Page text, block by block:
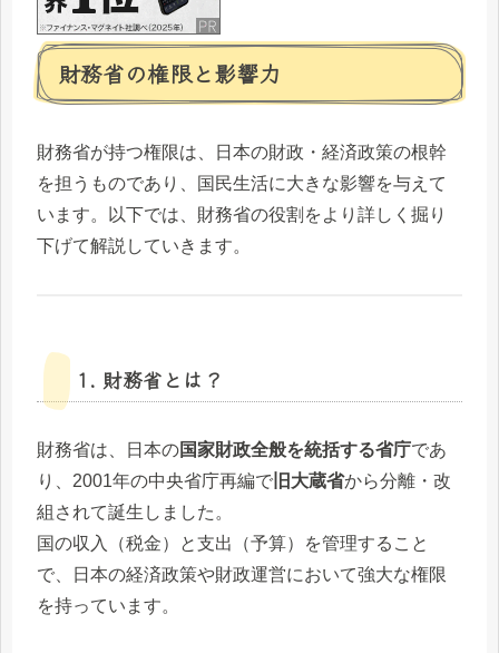
財務省の権限と影響力
財務省が持つ権限は、日本の財政・経済政策の根幹
を担うものであり、国民生活に大きな影響を与えて
います。以下では、財務省の役割をより詳しく掘り
下げて解説していきます。
1. 財務省とは？
財務省は、日本の国家財政全般を統括する省庁であ
り、2001年の中央省庁再編で 旧大蔵省から分離・改
組されて誕生しました。
国の収入（税金）と支出（予算）を管理すること
で、日本の経済政策や財政運営において強大な権限
を持っています。